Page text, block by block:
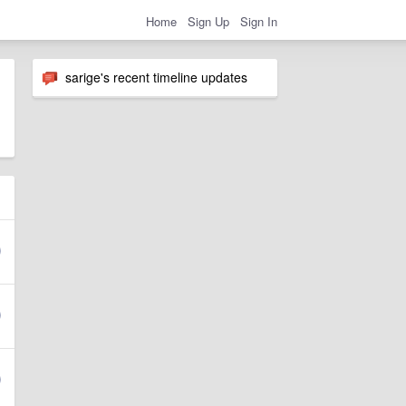
Home Sign Up Sign In
sarige's recent timeline updates